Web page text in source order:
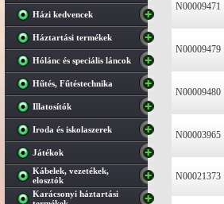
Házi kedvencek
Háztartási termékek
Hólánc és speciális láncok
Hűtés, Fűtéstechnika
Illatosítók
Iroda és iskolaszerek
Játékok
Kábelek, vezetékek,
elosztók
Karácsonyi háztartási
N00009471
N00009479
N00009480
N00003965
N00021373